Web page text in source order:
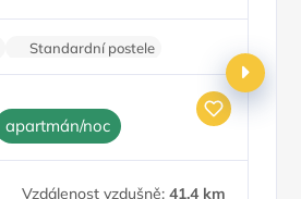
Standardní postele
Wi-Fi Parkování zdarma
apartmán/noc
Vzdálenost vzdušně: 41.4 km